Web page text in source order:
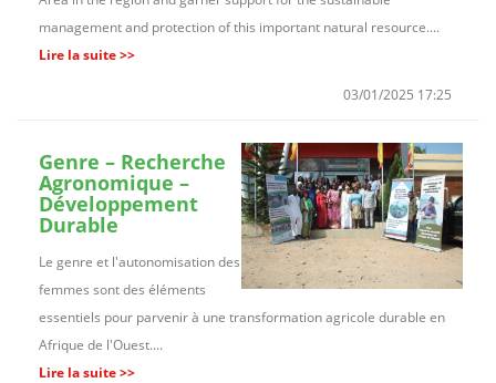
management and protection of this important natural resource....
Lire la suite >>
03/01/2025 17:25
Genre – Recherche
Agronomique –
Développement
Durable
Le genre et l'autonomisation des
femmes sont des éléments
essentiels pour parvenir à une transformation agricole durable en
Afrique de l'Ouest....
Lire la suite >>